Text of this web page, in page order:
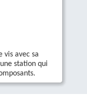
vis avec sa
station qui